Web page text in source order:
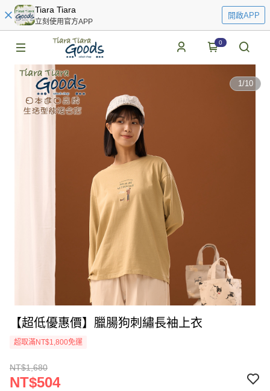
Tiara Tiara
立刻使用官方APP
開啟APP
0
1/10
【超低優惠價】臘腸狗刺繡長袖上衣
超取滿NT$1,800免運
NT$1,680
NT$504